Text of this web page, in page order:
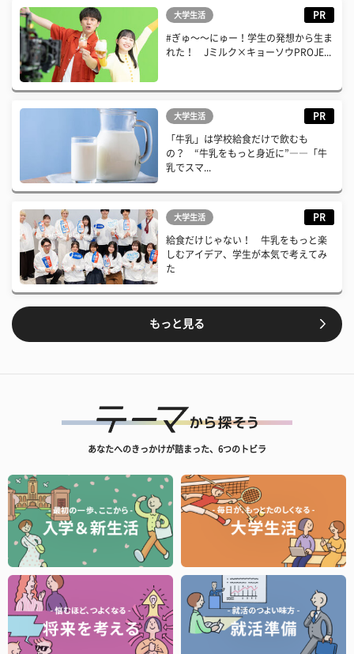
大学生活 PR
#ぎゅ〜〜にゅー！学生の発想から生ま
れた！ Jミルク×キョーソウPROJE...
大学生活 PR
「牛乳」は学校給食だけで飲むも
の？ “牛乳をもっと身近に”――「牛
乳でスマ...
大学生活 PR
給食だけじゃない！ 牛乳をもっと楽
しむアイデア、学生が本気で考えてみ
た
もっと見る
あなたへのきっかけが詰まった、6つのトビラ